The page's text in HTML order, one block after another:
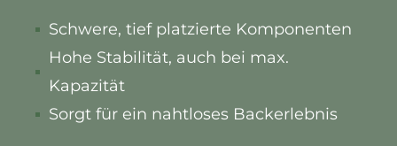
Schwere, tief platzierte Komponenten
Hohe Stabilität, auch bei max.
Kapazität
Sorgt für ein nahtloses Backerlebnis